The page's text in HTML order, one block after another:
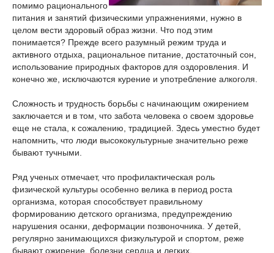
помимо рационального
питания и занятий физическими упражнениями, нужно в
целом вести здоровый образ жизни. Что под этим
понимается? Прежде всего разумный режим труда и
активного отдыха, рациональное питание, достаточный сон,
использование природных факторов для оздоровления. И
конечно же, исключаются курение и употребление алкоголя.
Сложность и трудность борьбы с начинающим ожирением
заключается и в том, что забота человека о своем здоровье
еще не стала, к сожалению, традицией. Здесь уместно будет
напомнить, что люди высококультурные значительно реже
бывают тучными.
Ряд ученых отмечает, что профилактическая роль
физической культуры особенно велика в период роста
организма, которая способствует правильному
формированию детского организма, предупреждению
нарушения осанки, деформации позвоночника. У детей,
регулярно занимающихся физкультурой и спортом, реже
бывают ожирение, болезни сердца и легких.